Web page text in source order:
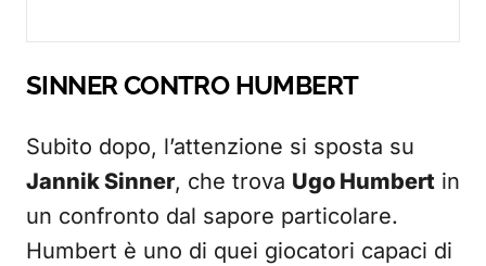
SINNER CONTRO HUMBERT
Subito dopo, l’attenzione si sposta su
Jannik Sinner, che trova Ugo Humbert in
un confronto dal sapore particolare.
Humbert è uno di quei giocatori capaci di